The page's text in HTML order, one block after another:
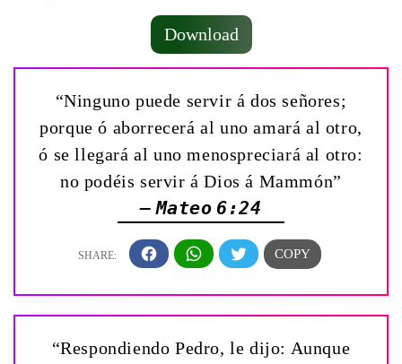
Download
“Ninguno puede servir á dos señores;
porque ó aborrecerá al uno amará al otro,
ó se llegará al uno menospreciará al otro:
no podéis servir á Dios á Mammón”
— Mateo 6:24
“Respondiendo Pedro, le dijo: Aunque